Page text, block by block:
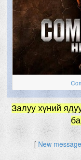
Залуу хүний
[New